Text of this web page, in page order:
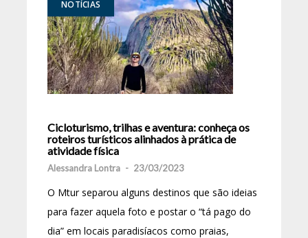
NOTÍCIAS
Cicloturismo, trilhas e aventura: conheça os
roteiros turísticos alinhados à prática de
atividade física
Alessandra Lontra - 23/03/2023
O Mtur separou alguns destinos que são ideias
para fazer aquela foto e postar o “tá pago do
dia” em locais paradisíacos como praias,